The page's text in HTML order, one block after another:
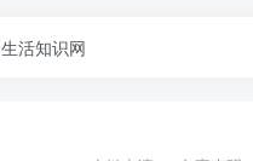
生活知识网